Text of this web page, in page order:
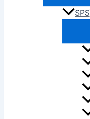
SPS